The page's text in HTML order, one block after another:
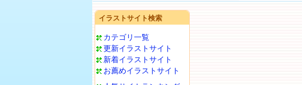
イラストサイト検索
カテゴリ一覧
更新イラストサイト
新着イラストサイト
お薦めイラストサイト